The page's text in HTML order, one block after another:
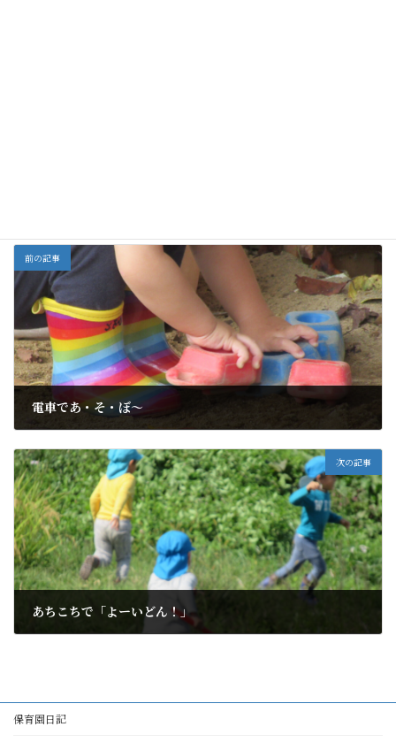
前の記事
電車であ・そ・ぼ～
次の記事
あちこちで「よーいどん！」
保育園日記